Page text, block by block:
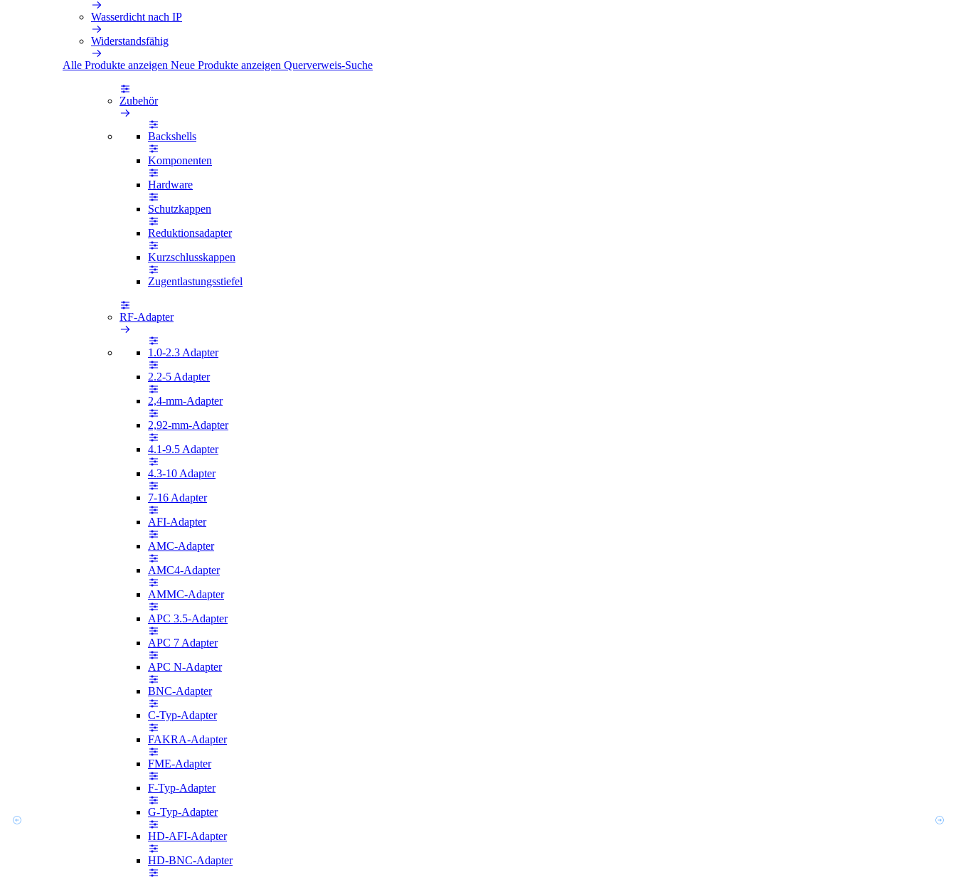
Wasserdicht nach IP
Widerstandsfähig
Alle Produkte anzeigen Neue Produkte anzeigen Querverweis-Suche
Zubehör
Backshells
Komponenten
Hardware
Schutzkappen
Reduktionsadapter
Kurzschlusskappen
Zugentlastungsstiefel
RF-Adapter
1.0-2.3 Adapter
2.2-5 Adapter
2,4-mm-Adapter
2,92-mm-Adapter
4.1-9.5 Adapter
4.3-10 Adapter
7-16 Adapter
AFI-Adapter
AMC-Adapter
AMC4-Adapter
AMMC-Adapter
APC 3.5-Adapter
APC 7 Adapter
APC N-Adapter
BNC-Adapter
C-Typ-Adapter
FAKRA-Adapter
FME-Adapter
F-Typ-Adapter
G-Typ-Adapter
HD-AFI-Adapter
HD-BNC-Adapter